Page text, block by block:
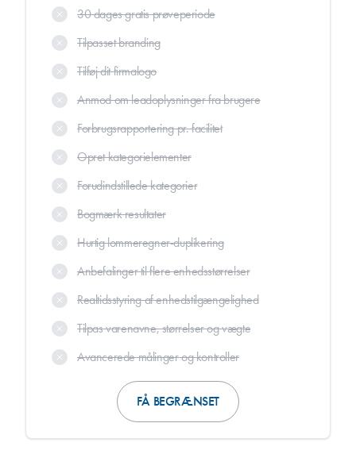
30 dages gratis prøveperiode
Tilpasset branding
Tilføj dit firmalogo
Anmod om leadoplysninger fra brugere
Forbrugsrapportering pr. facilitet
Opret kategorielementer
Forudindstillede kategorier
Bogmærk resultater
Hurtig lommeregner-duplikering
Anbefalinger til flere enhedsstørrelser
Realtidsstyring af enhedstilgængelighed
Tilpas varenavne, størrelser og vægte
Avancerede målinger og kontroller
FÅ BEGRÆNSET